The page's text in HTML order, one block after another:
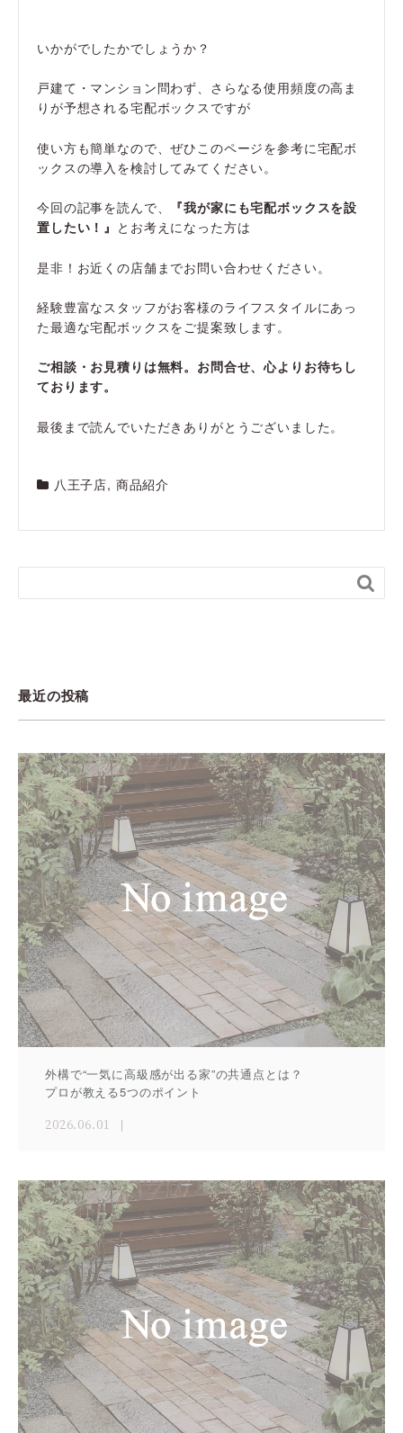
いかがでしたかでしょうか？
戸建て・マンション問わず、さらなる使用頻度の高ま
りが予想される宅配ボックスですが
使い方も簡単なので、ぜひこのページを参考に宅配ボ
ックスの導入を検討してみてください。
今回の記事を読んで、
『我が家にも宅配ボックスを設
置したい！』 とお考えになった方は
是非！お近くの店舗までお問い合わせください。
経験豊富なスタッフがお客様のライフスタイルにあっ
た最適な宅配ボックスをご提案致します。
ご相談・お見積りは無料。お問合せ、心よりお待ちし
ております。
最後まで読んでいただきありがとうございました。
八王子店, 商品紹介

最近の投稿
外構で“一気に高級感が出る家”の共通点とは？
プロが教える5つのポイント
2026.06.01